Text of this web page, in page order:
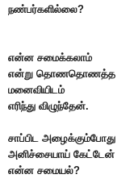
நண்பர்களில்லை?
என்ன சமைக்கலாம்
என்று தொணதொணத்த
மனைவியிடம்
எரிந்து விழுந்தேன்.
சாப்பிட அழைக்கும்போது
அனிச்சையாய் கேட்டேன்
என்ன சமையல்?